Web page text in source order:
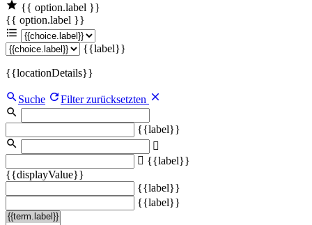
{{ option.label }}
{{ option.label }}
{{label}}
{{locationDetails}}
Suche Filter zurücksetzten
{{label}}
{{label}}
{{displayValue}}
{{label}}
{{label}}